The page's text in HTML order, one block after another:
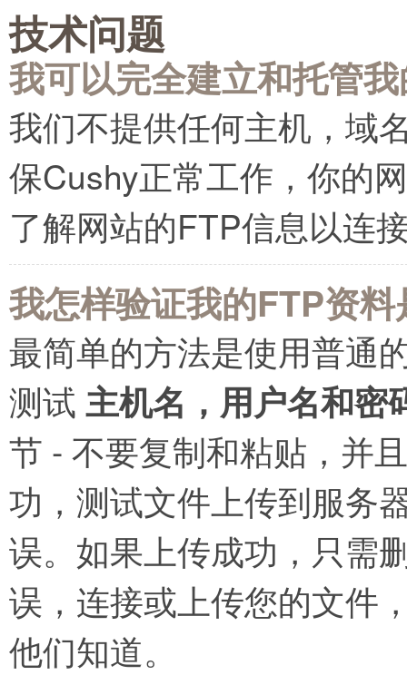
技术问题
我可以完全建立和托管
我们不提供任何主机，
保Cushy正常工作，你的
了解网站的FTP信息以连
我怎样验证我的FTP资
最简单的方法是使用普通
测试 主机名，用户名和密
节 - 不要复制和粘贴，并
功，测试文件上传到服务
误。如果上传成功，只需
误，连接或上传您的文件
他们知道。